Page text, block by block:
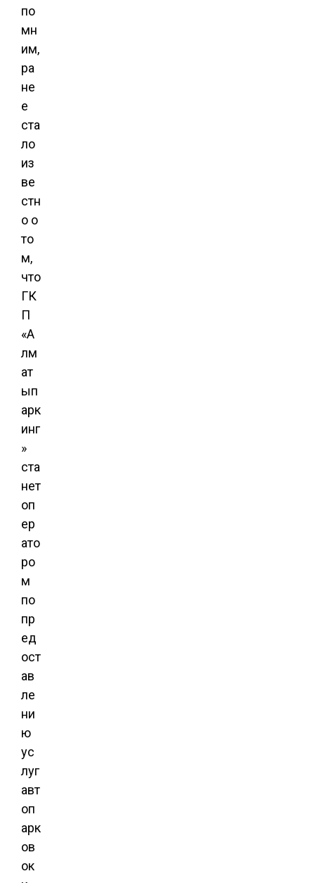
по
мн
им,
ра
не
е
ста
ло
из
ве
стн
о о
то
м,
что
ГК
П
«А
лм
ат
ып
арк
инг
»
ста
нет
оп
ер
ато
ро
м
по
пр
ед
ост
ав
ле
ни
ю
ус
луг
авт
оп
арк
ов
ок